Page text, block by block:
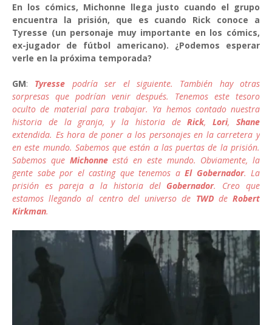
En los cómics, Michonne llega justo cuando el grupo
encuentra la prisión, que es cuando Rick conoce a
Tyresse (un personaje muy importante en los cómics,
ex-jugador de fútbol americano). ¿Podemos esperar
verle en la próxima temporada?
GM: Tyresse podría ser el siguiente. También hay otras
sorpresas que podrían venir después. Tenemos este tesoro
oculto de material para trabajar. Ya hemos contado nuestra
historia de la granja, y la historia deRick,Lori,Shane
extendida. Es hora de poner a los personajes en la carretera y
en este mundo. Sabemos que están a las puertas de la prisión.
Sabemos que Michonneestá en este mundo. Obviamente, la
gente sabe por el casting que tenemos a El Gobernador. La
prisión es pareja a la historia del Gobernador. Creo que
estamos llegando al centro del universo de TWD deRobert
Kirkman.